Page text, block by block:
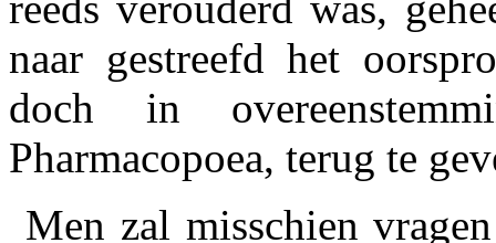
naar gestreefd het
doch in
Pharmacopoea, terug te
Men zal misschien